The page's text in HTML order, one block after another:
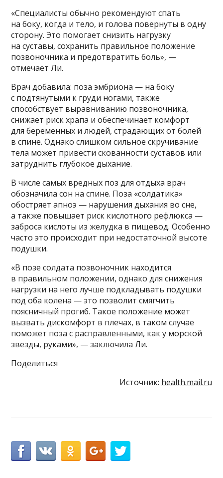
«Специалисты обычно рекомендуют спать
на боку, когда и тело, и голова повернуты в одну
сторону. Это помогает снизить нагрузку
на суставы, сохранить правильное положение
позвоночника и предотвратить боль», —
отмечает Ли.
Врач добавила: поза эмбриона — на боку
с подтянутыми к груди ногами, также
способствует выравниванию позвоночника,
снижает риск храпа и обеспечинает комфорт
для беременных и людей, страдающих от болей
в спине. Однако слишком сильное скручивание
тела может привести скованности суставов или
затруднить глубокое дыхание.
В числе самых вредных поз для отдыха врач
обозначила сон на спине. Поза «солдатика»
обостряет апноэ — нарушения дыхания во сне,
а также повышает риск кислотного рефлюкса —
заброса кислоты из желудка в пищевод. Особенно
часто это происходит при недостаточной высоте
подушки.
«В позе солдата позвоночник находится
в правильном положении, однако для снижения
нагрузки на него лучше подкладывать подушки
под оба колена — это позволит смягчить
поясничный прогиб. Такое положение может
вызвать дискомфорт в плечах, в таком случае
поможет поза с расправленными, как у морской
звезды, руками», — заключила Ли.
Поделиться
Источник: health.mail.ru